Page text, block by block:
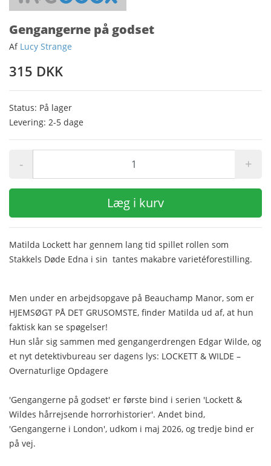
Gengangerne på godset
Af Lucy Strange
315 DKK
Status: På lager
Levering: 2-5 dage
- +
Læg i kurv
Matilda Lockett har gennem lang tid spillet rollen som
Stakkels Døde Edna i sin tantes makabre varietéforestilling.
Men under en arbejdsopgave på Beauchamp Manor, som er
HJEMSØGT PÅ DET GRUSOMSTE, finder Matilda ud af, at hun
faktisk kan se spøgelser!
Hun slår sig sammen med gengangerdrengen Edgar Wilde, og
et nyt detektivbureau ser dagens lys: LOCKETT & WILDE –
Overnaturlige Opdagere
'Gengangerne på godset' er første bind i serien 'Lockett &
Wildes hårrejsende horrorhistorier'. Andet bind,
'Gengangerne i London', udkom i maj 2026, og tredje bind er
på vej.